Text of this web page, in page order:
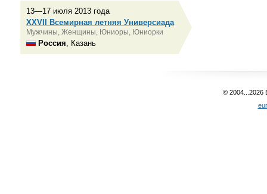
13—17 июля 2013 года
XXVII Всемирная летняя Универсиада
Мужчины, Женщины, Юниоры, Юниорки
Россия , Казань
© 2004...2026